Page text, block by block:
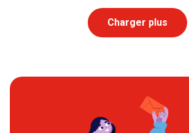
Charger plus